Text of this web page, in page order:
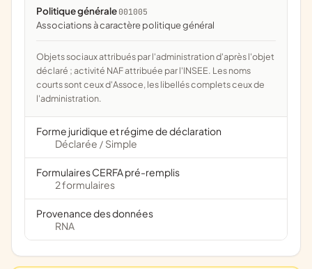
Politique générale 001005
associations à caractère politique général
Objets sociaux attribués par l'administration d'après l'objet
déclaré ; activité NAF attribuée par l'INSEE. Les noms
courts sont ceux d'Assoce, les libellés complets ceux de
l'administration.
Forme juridique et régime de déclaration
Déclarée / Simple
Formulaires CERFA pré-remplis
2 formulaires
Provenance des données
RNA